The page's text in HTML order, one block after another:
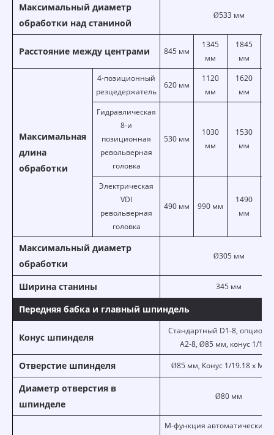
Максимальный диаметр
обработки над станиной
Ø533 мм
Расстояние между центрами 845 мм
1345
мм
1845
мм
Максимальная
длина
обработки
4-позиционный
резцедержатель
620 мм
1120
мм
1620
мм
Гидравлическая
8-и
позиционная
револьверная
головка
530 мм
1030
мм
1530
мм
Электрическая
VDI
револьверная
головка
490 мм 990 мм
1490
мм
Максимальный диаметр
обработки
Ø305 мм
Ширина станины 345 мм
Передняя бабка и главный шпиндель
Конус шпинделя
Стандартный D1-8,
A2-8, Ø85 мм, конус 1/
Отверстие шпинделя Ø85 мм, Конус 1/19.18 x
Диаметр отверстия в
шпинделе
Ø80 мм
М-функция автоматически 4